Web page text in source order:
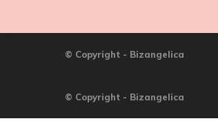
© Copyright - Bizangelica
© Copyright - Bizangelica